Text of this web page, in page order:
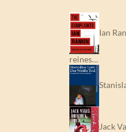
Ian
reines…
Jack